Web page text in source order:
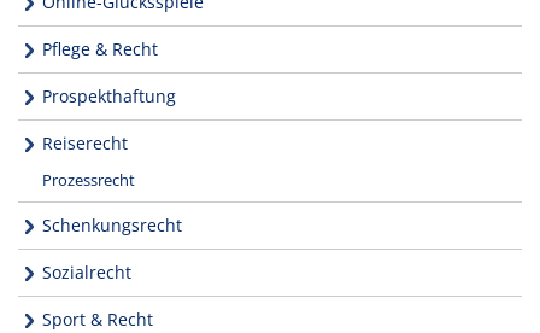
Pflege & Recht
Prospekthaftung
Reiserecht
Prozessrecht
Schenkungsrecht
Sozialrecht
Sport & Recht